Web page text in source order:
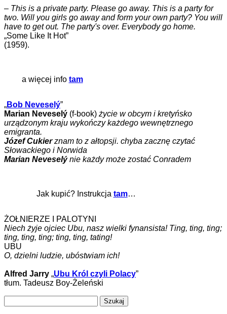
– This is a private party. Please go away. This is a party for
two. Will you girls go away and form your own party? You will
have to get out. The party's over. Everybody go home.
„Some Like It Hot”
(1959).
a więcej info tam
„Bob Neveselý”
Marian Neveselý (f-book) życie w obcym i kretyńsko
urządzonym kraju wykończy każdego wewnętrznego
emigranta.
Józef Cukierznam to z ałtopsji. chyba zacznę czytać
Słowackiego i Norwida
Marian Neveselýnie każdy może zostać Conradem
Jak kupić? Instrukcja tam…
ŻOŁNIERZE I PALOTYNI
Niech żyje ojciec Ubu, nasz wielki fynansista! Ting, ting, ting;
ting, ting, ting; ting, ting, tating!
UBU
O, dzielni ludzie, ubóstwiam ich!
Alfred Jarry „Ubu Król czyli Polacy”
tłum. Tadeusz Boy-Żeleński